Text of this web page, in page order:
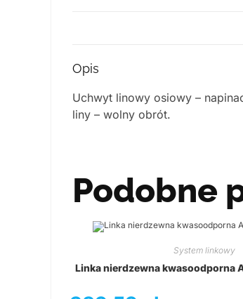
Opis
Uchwyt linowy osiowy –
liny – wolny obrót.
Podobne
System linkowy
Linka nierdzewna kwasoodporna